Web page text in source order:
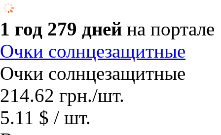
1 год 279 дней на портале
Очки солнцезащитные
Очки солнцезащитные
214.62 грн./шт.
5.11 $ / шт.